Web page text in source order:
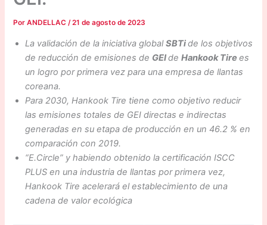
PorANDELLAC /21 de agosto de 2023
La validación de la iniciativa globalSBTide los objetivos
de reducción de emisiones de GEIdeHankook Tirees
un logro por primera vez para una empresa de llantas
coreana.
Para 2030, Hankook Tire tiene como objetivo reducir
las emisiones totales de GEI directas e indirectas
generadas en su etapa de producción en un 46.2 % en
comparación con 2019.
“E.Circle” y habiendo obtenido la certificación ISCC
PLUS en una industria de llantas por primera vez,
Hankook Tire acelerará el establecimiento de una
cadena de valor ecológica